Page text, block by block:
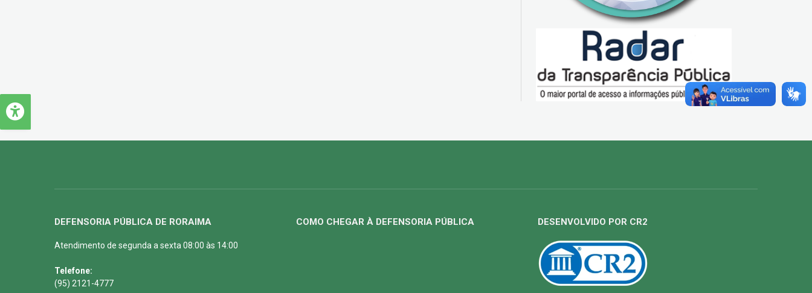
DEFENSORIA PÚBLICA DE RORAIMA
Atendimento de segunda a sexta 08:00 às 14:00
Telefone:
(95) 2121-4777
COMO CHEGAR À DEFENSORIA PÚBLICA DESENVOLVIDO POR CR2